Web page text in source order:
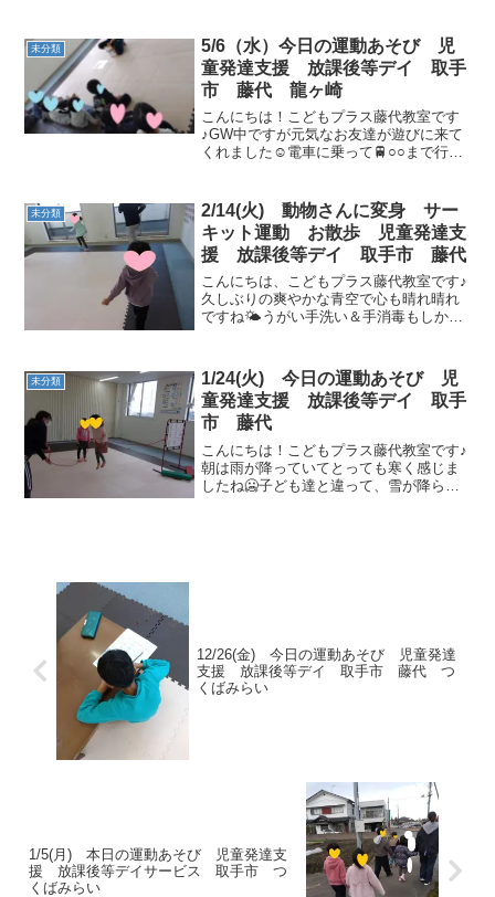
です🌈午前の運動あそび動物さんに変身
🐰自分のコーン目掛けて🐰...
未分類
5/6（水）今日の運動あそび 児
童発達支援 放課後等デイ 取手
市 藤代 龍ヶ崎
こんにちは！こどもプラス藤代教室です
♪GW中ですが元気なお友達が遊びに来て
くれました☺電車に乗って🚆○○まで行っ
たお友達がお話してくれました💕うがい
手洗い消毒・水分...
未分類
2/14(火) 動物さんに変身 サー
キット運動 お散歩 児童発達支
援 放課後等デイ 取手市 藤代
こんにちは、こどもプラス藤代教室です♪
久しぶりの爽やかな青空で心も晴れ晴れ
ですね🌤うがい手洗い＆手消毒もしかっ
ゴーストップ元気に腕を振って足を上げ
て「1・2・1・2...
未分類
1/24(火) 今日の運動あそび 児
童発達支援 放課後等デイ 取手
市 藤代
こんにちは！こどもプラス藤代教室です♪
朝は雨が降っていてとっても寒く感じま
したね🥶子ども達と違って、雪が降らな
12/26(金) 今日の運動あそび 児童発達
支援 放課後等デイ 取手市 藤代 つ
くばみらい
1/5(月) 本日の運動あそび 児童発達支
援 放課後等デイサービス 取手市 つ
くばみらい